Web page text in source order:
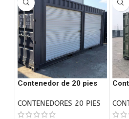
Contenedor de 20 pies
CONTENEDORES 20 PIES